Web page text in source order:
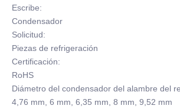
Escribe:
Condensador
Solicitud:
Piezas de refrigeración
Certificación:
RoHS
Diámetro del condensador del alambre del
4,76 mm, 6 mm, 6,35 mm, 8 mm, 9,52 mm